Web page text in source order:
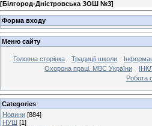
[Білгород-Дністровська ЗОШ №3]
Форма входу
Меню сайту
Головна сторінка Традиції школи
Охорона праці. МВС України
Робота
Categories
Новини [884]
НУШ [1]